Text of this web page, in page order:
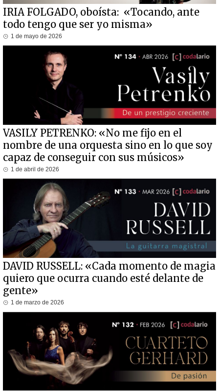
IRIA FOLGADO, oboísta: «Tocando, ante
todo tengo que ser yo misma»
1 de mayo de 2026
VASILY PETRENKO: «No me fijo en el
nombre de una orquesta sino en lo que soy
capaz de conseguir con sus músicos»
1 de abril de 2026
DAVID RUSSELL: «Cada momento de magia
quiero que ocurra cuando esté delante de
gente»
1 de marzo de 2026